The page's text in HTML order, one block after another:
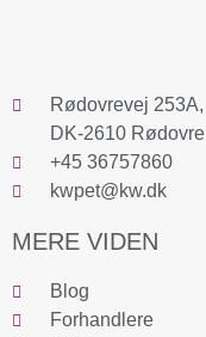
Rødovrevej 253A,
DK-2610 Rødovre
+45 36757860
kwpet@kw.dk
MERE VIDEN
Blog
Forhandlere